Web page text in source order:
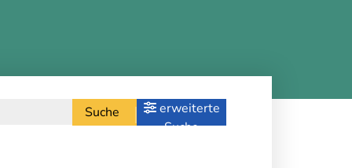
Suche
erweiterte
Suche